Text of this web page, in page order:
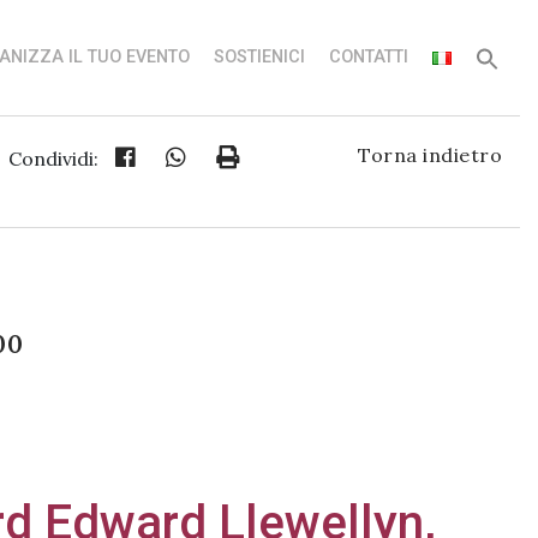
IL TUO EVENTO SOSTIENICI CONTATTI
Condividi: Torna indietro
Edward Llewellyn,